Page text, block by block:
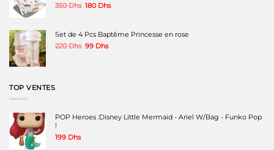
350Dhs Le
était :
350 Dhs.
180 DhsLe
est :
180 Dhs.
Set de 4 Pcs Baptême Princesse en rose
220Dhs Le
99 DhsLe
TOP VENTES
POP Heroes :Disney Little Mermaid - Ariel W/Bag - Funko Pop
!
199 Dhs